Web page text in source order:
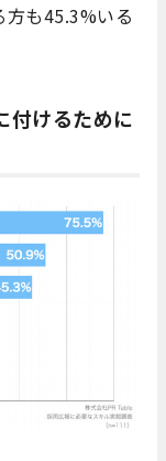
も45.3%いる
付けるために